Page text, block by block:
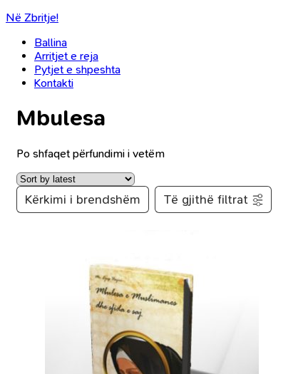
Në Zbritje!
Ballina
Arritjet e reja
Pytjet e shpeshta
Kontakti
Mbulesa
Po shfaqet përfundimi i vetëm
Kërkimi i brendshëm Të gjithë filtrat